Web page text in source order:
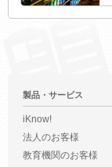
製品・サービス
iKnow!
法人のお客様
教育機関のお客様